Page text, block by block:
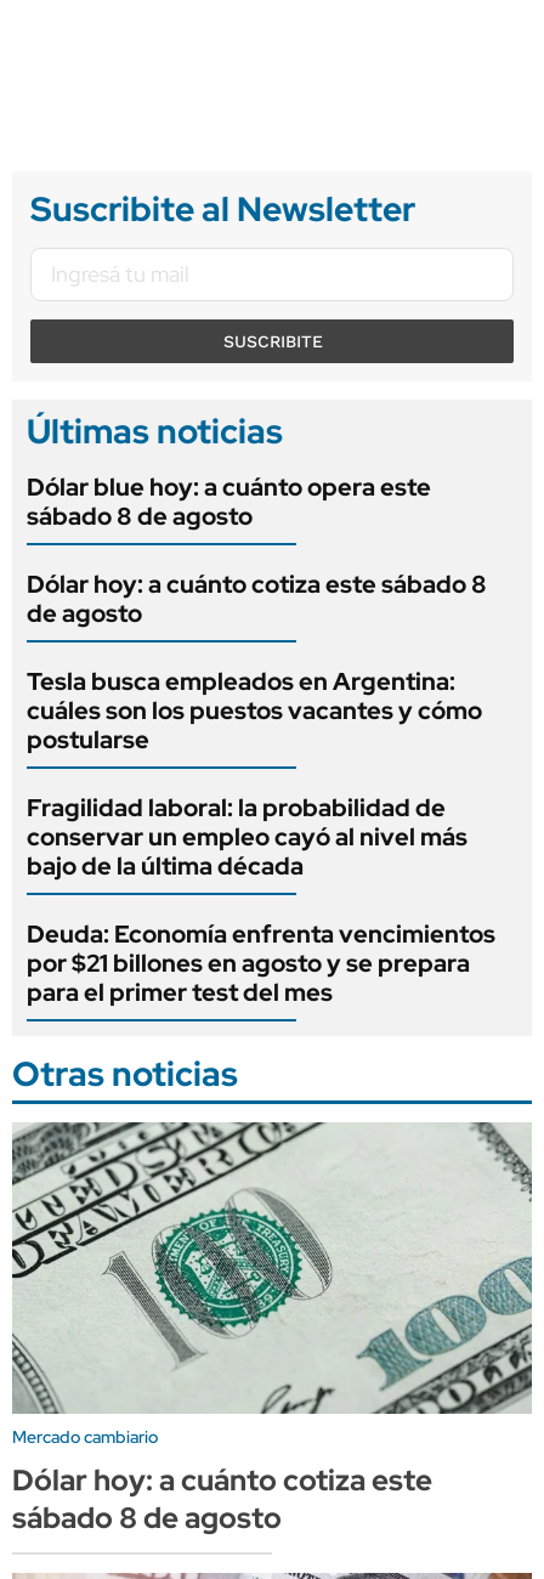
Suscribite al Newsletter
SUSCRIBITE
Últimas noticias
Dólar blue hoy: a cuánto opera este
sábado 8 de agosto
Dólar hoy: a cuánto cotiza este sábado 8
de agosto
Tesla busca empleados en Argentina:
cuáles son los puestos vacantes y cómo
postularse
Fragilidad laboral: la probabilidad de
conservar un empleo cayó al nivel más
bajo de la última década
Deuda: Economía enfrenta vencimientos
por $21 billones en agosto y se prepara
para el primer test del mes
Otras noticias
Mercado cambiario
Dólar hoy: a cuánto cotiza este
sábado 8 de agosto